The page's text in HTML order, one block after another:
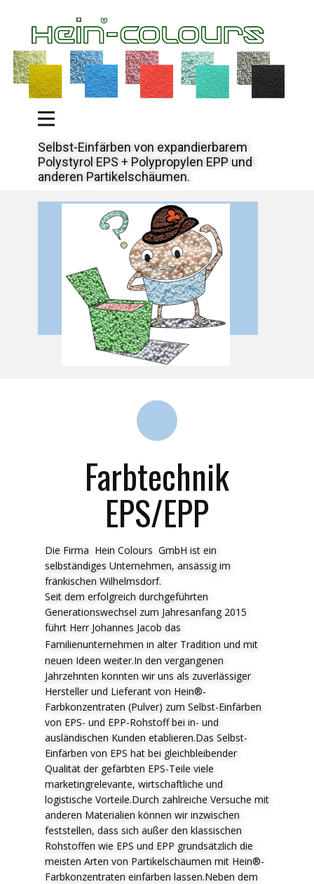
Selbst-Einfärben von expandierbarem
Polystyrol EPS + Polypropylen EPP und
anderen Partikelschäumen.
Farbtechnik
EPS/EPP
Die Firma Hein Colours GmbH ist ein
selbständiges Unternehmen, ansässig im
fränkischen Wilhelmsdorf.
Seit dem erfolgreich durchgeführten
Generationswechsel zum Jahresanfang 2015
führt Herr Johannes Jacob das
Familienunternehmen in alter Tradition und mit
neuen Ideen weiter.In den vergangenen
Jahrzehnten konnten wir uns als zuverlässiger
Hersteller und Lieferant von Hein®-
Farbkonzentraten (Pulver) zum Selbst-Einfärben
von EPS- und EPP-Rohstoff bei in- und
ausländischen Kunden etablieren.Das Selbst-
Einfärben von EPS hat bei gleichbleibender
Qualität der gefärbten EPS-Teile viele
marketingrelevante, wirtschaftliche und
logistische Vorteile.Durch zahlreiche Versuche mit
anderen Materialien können wir inzwischen
feststellen, dass sich außer den klassischen
Rohstoffen wie EPS und EPP grundsätzlich die
meisten Arten von Partikelschäumen mit Hein®-
Farbkonzentraten einfärben lassen.Neben dem